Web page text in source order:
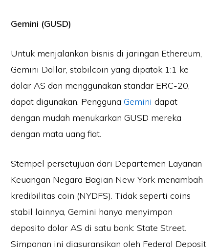
Gemini (GUSD)
Untuk menjalankan bisnis di jaringan Ethereum,
Gemini Dollar, stabilcoin yang dipatok 1:1 ke
dolar AS dan menggunakan standar ERC-20,
dapat digunakan. PenggunaGemini dapat
dengan mudah menukarkan GUSD mereka
dengan mata uang fiat.
Stempel persetujuan dari Departemen Layanan
Keuangan Negara Bagian New York menambah
kredibilitas coin (NYDFS). Tidak seperti coins
stabil lainnya, Gemini hanya menyimpan
deposito dolar AS di satu bank: State Street.
Simpanan ini diasuransikan oleh Federal Deposit